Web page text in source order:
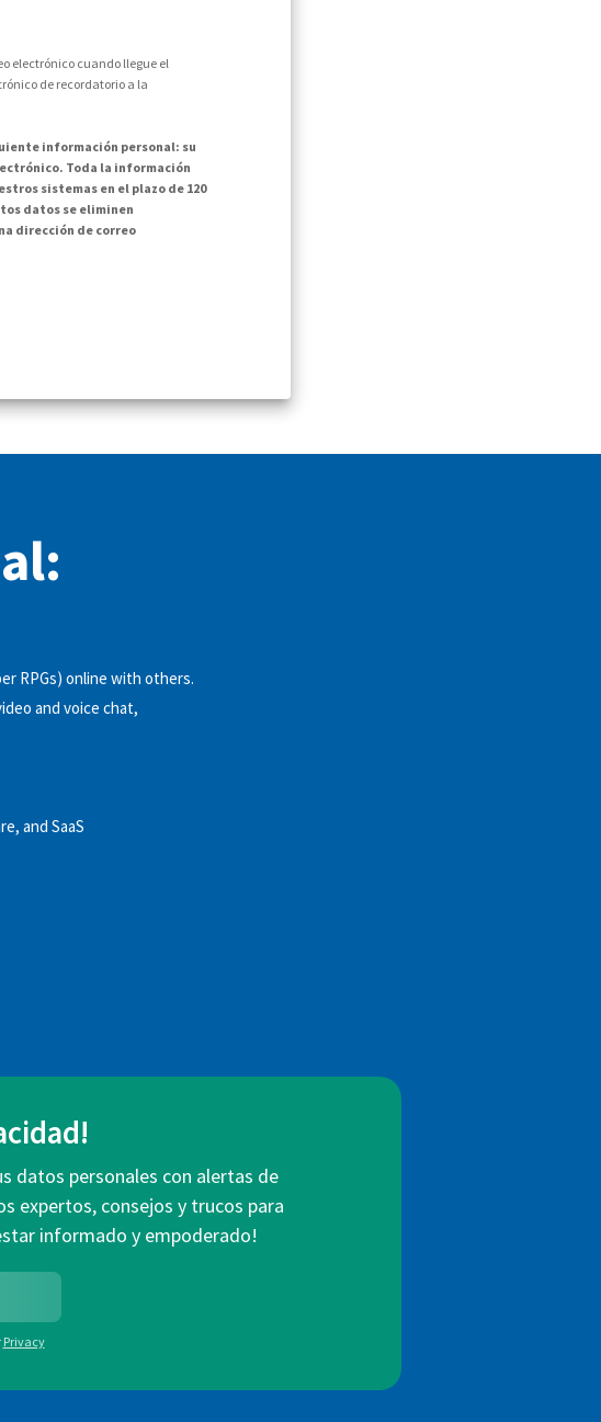
electrónico cuando llegue el
de recordatorio a la
información personal: su
Toda la información
sistemas en el plazo de 120
datos se eliminen
dirección de correo
RPGs) online with others.
and voice chat,
and SaaS
datos personales con alertas de
expertos, consejos y trucos para
informado y empoderado!
Privacy